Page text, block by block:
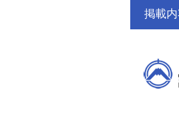
掲載